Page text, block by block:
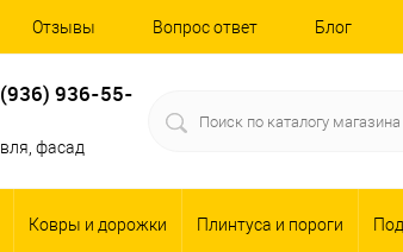
Отзывы Вопрос ответ Блог
936-55-
фасад
Ковры и дорожки Плинтуса и пороги